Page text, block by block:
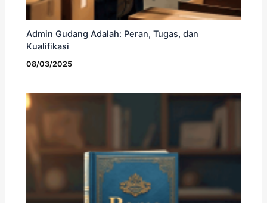
Admin Gudang Adalah: Peran, Tugas, dan
Kualifikasi
08/03/2025